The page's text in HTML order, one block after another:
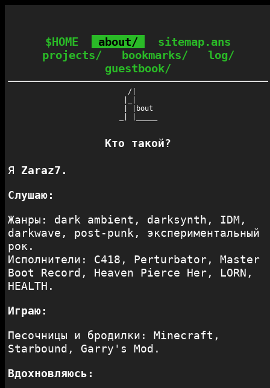
$HOME about/
sitemap.ans
projects/
bookmarks/
log/
guestbook/
  /|
| |bout
Кто такой?
Я Zaraz7.
Слушаю:
Жанры: dark ambient, darksynth, IDM,
darkwave, post-punk, экспериментальный
рок.
Исполнители: C418, Perturbator, Master
Boot Record, Heaven Pierce Her, LORN,
HEALTH.
Играю:
Песочницы и бродилки: Minecraft,
Starbound, Garry's Mod.
Вдохновляюсь: